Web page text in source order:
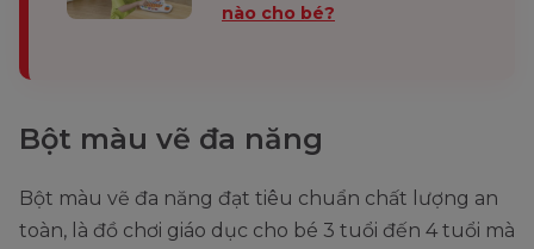
nào cho bé?
Bột màu vẽ đa năng
Bột màu vẽ đa năng đạt tiêu chuẩn chất lượng an
toàn, là đồ chơi giáo dục cho bé 3 tuổi đến 4 tuổi mà